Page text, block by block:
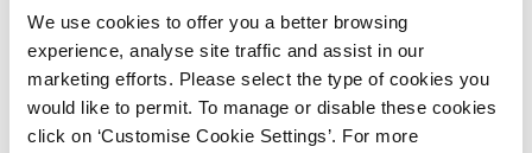
We use cookies to offer you a better browsing
experience, analyse site traffic and assist in our
marketing efforts. Please select the type of cookies you
would like to permit. To manage or disable these cookies
click on ‘Customise Cookie Settings’. For more